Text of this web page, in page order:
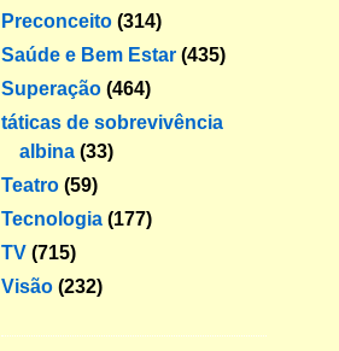
Preconceito (314)
Saúde e Bem Estar (435)
Superação (464)
táticas de sobrevivência
albina (33)
Teatro (59)
Tecnologia (177)
TV (715)
Visão (232)